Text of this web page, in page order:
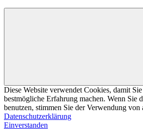
Diese Website verwendet Cookies, damit
bestmögliche Erfahrung machen. Wenn Sie
benutzen, stimmen Sie der Verwendung von
Datenschutzerklärung
Einverstanden